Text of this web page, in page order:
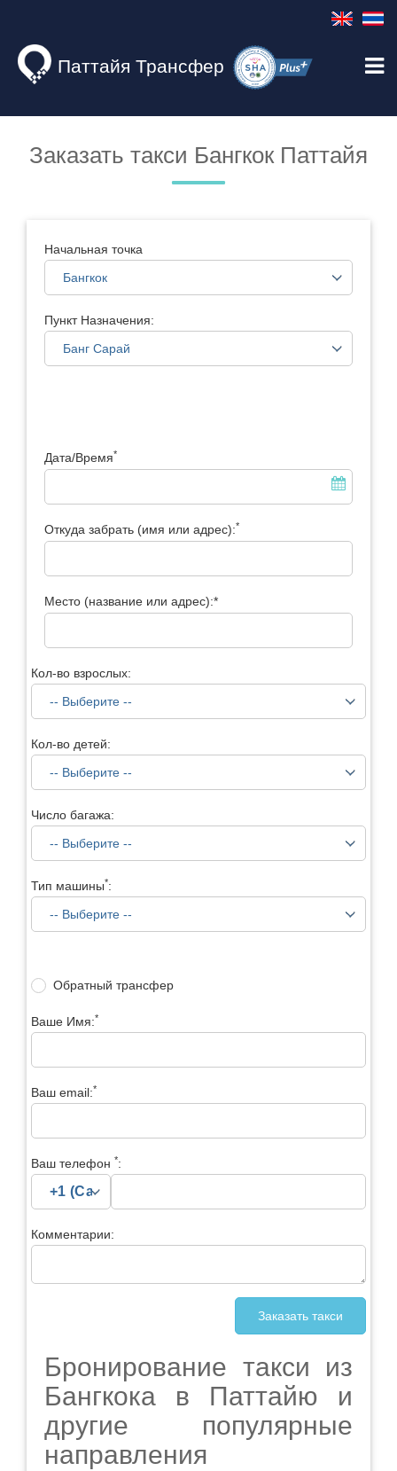
Паттайя Трансфер
Заказать такси Бангкок Паттайя
Начальная точка
Пункт Назначения:
Дата/Время*
Откуда забрать (имя или адрес):*
Место (название или адрес):*
Кол-во взрослых:
Кол-во детей:
Число багажа:
Тип машины*:
Обратный трансфер
Ваше Имя:*
Ваш email:*
Ваш телефон *:
Комментарии:
Бронирование такси из
Бангкока в Паттайю и
другие популярные
направления